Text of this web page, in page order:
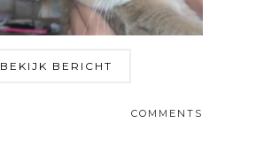
BEKIJK BERICHT
COMMENTS